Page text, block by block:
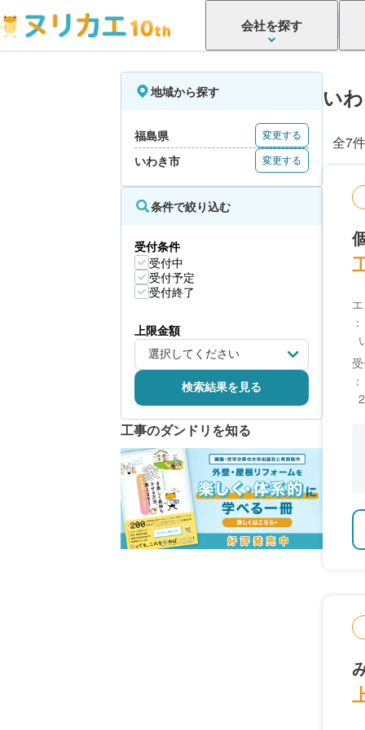
会社を探す
地域から探す
福島県 変更する
いわき市 変更する
条件で絞り込む
受付条件
受付中
受付予定
受付終了
上限金額
検索結果を見る
工事のダンドリを知る
い
全7件
：
：